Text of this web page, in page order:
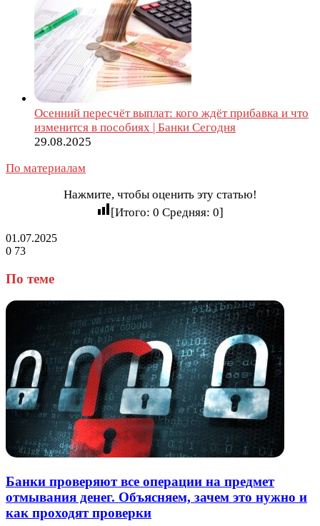
Осенний пересчёт выплат: кого ждёт прибавка и что
изменится в пособиях | Банки Сегодня
29.08.2025
По материалам
Нажмите, чтобы оценить эту статью!
[Итого: 0 Средняя: 0]
01.07.2025
0 73
через
почту
По теме
Банки проверяют все операции на предмет
отмывания денег. Объясняем, зачем это нужно и
как проходят проверки